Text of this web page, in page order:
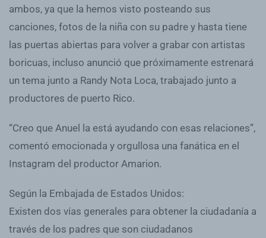
ambos, ya que la hemos visto posteando sus
canciones, fotos de la niña con su padre y hasta tiene
las puertas abiertas para volver a grabar con artistas
boricuas, incluso anunció que próximamente estrenará
un tema junto a Randy Nota Loca, trabajado junto a
productores de puerto Rico.
“Creo que Anuel la está ayudando con esas relaciones”,
comentó emocionada y orgullosa una fanática en el
Instagram del productor Amarion.
Según la Embajada de Estados Unidos:
Existen dos vías generales para obtener la ciudadanía a
través de los padres que son ciudadanos